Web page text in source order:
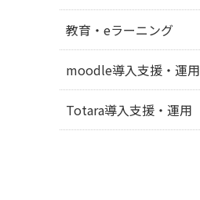
教育・eラーニング
moodle導入支援・運用
Totara導入支援・運用